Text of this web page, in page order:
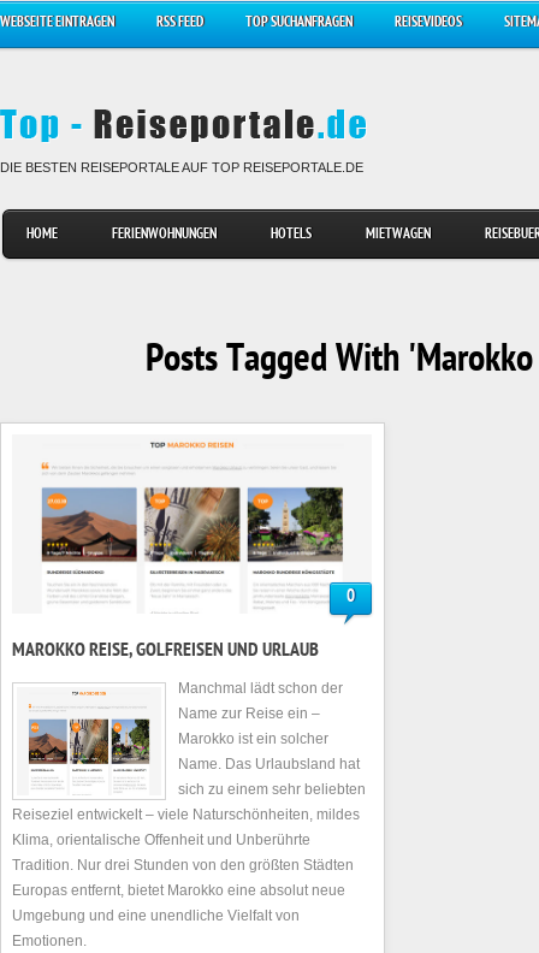
WEBSEITE EINTRAGEN RSS FEED TOP SUCHANFRAGEN REISEVIDEOS
DIE BESTEN REISEPORTALE AUF TOP REISEPORTALE.DE
HOME FERIENWOHNUNGEN HOTELS MIETWAGEN
Posts Tagged With
0
MAROKKO REISE, GOLFREISEN UND URLAUB
Manchmal lädt schon der
Name zur Reise ein –
Marokko ist ein solcher
Name. Das Urlaubsland hat
sich zu einem sehr beliebten
Reiseziel entwickelt – viele Naturschönheiten, mildes
Klima, orientalische Offenheit und Unberührte
Tradition. Nur drei Stunden von den größten Städten
Europas entfernt, bietet Marokko eine absolut neue
Umgebung und eine unendliche Vielfalt von
Emotionen.